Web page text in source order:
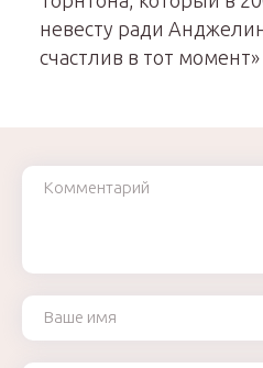
невесту ради
счастлив в тот момент»
Комментарий
Ваше имя